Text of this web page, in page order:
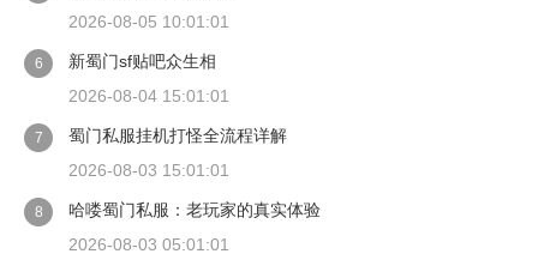
2026-08-05 10:01:01
6
新蜀门sf贴吧众生相
2026-08-04 15:01:01
7
蜀门私服挂机打怪全流程详解
2026-08-03 15:01:01
8
哈喽蜀门私服：老玩家的真实体验
2026-08-03 05:01:01